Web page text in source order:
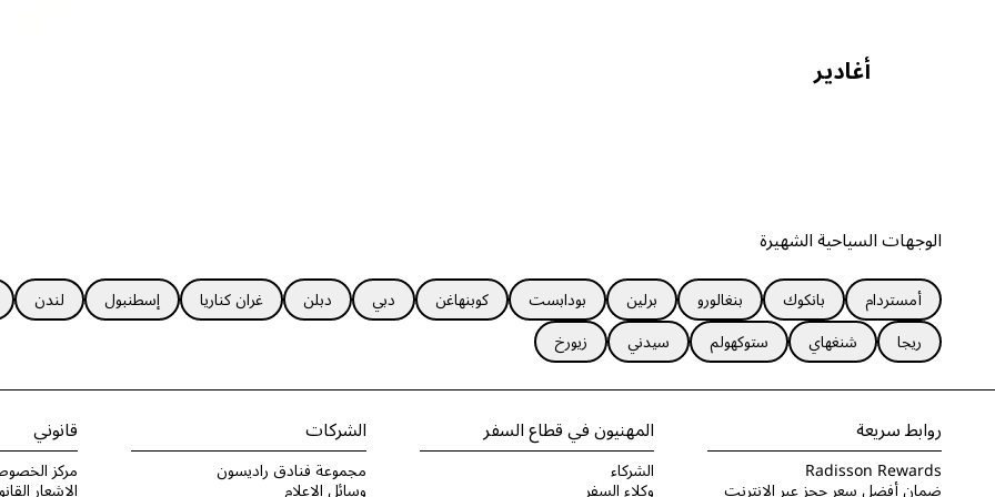
أغادير
الوجهات السياحية الشهيرة
أمستردام بانكوك بنغالورو برلين بودابست كوبنهاغن دبي دبلن غران كناريا إسطنبول لندن
ريجا
شنغهاي ستوكهولم سيدني زيورخ
روابط سريعة
Radisson Rewards
ضمان أفضل سعر حجز عبر الإنترنت
المهنيون في قطاع السفر
الشركاء
وكلاء السفر
الشركات
مجموعة فنادق راديسون
وسائل الإعلام
قانوني
مركز
الإشعار